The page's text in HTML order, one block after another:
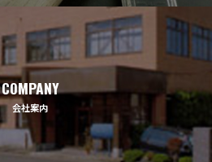
COMPANY
会社案内